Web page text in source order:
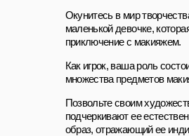
Окунитесь в мир
маленькой девочке,
приключение с макияжем.
Как игрок, ваша роль
множества предметов
Позвольте своим
подчеркивают ее
образ, отражающий ее